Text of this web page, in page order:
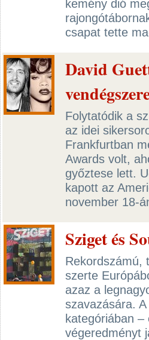
kemény dió
csapat tette
David
Folytatódik a
az idei
Frankfurtban
Awards volt,
győztese lett.
kapott az
november 18-
Sziget és
Rekordszámú,
szerte
azaz a
szavazására.
kategóriában –
végeredményt